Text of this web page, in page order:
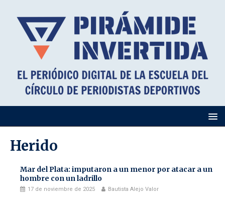
Herido
Mar del Plata: imputaron a un menor por atacar a un
hombre con un ladrillo
17 de noviembre de 2025 Bautista Alejo Valor